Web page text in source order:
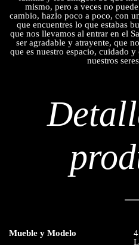
mismo, pero a veces no
cambio, hazlo poco a poco, con
que encuentres lo que estabas
que nos llevamos al entrar en el
ser agradable y atrayente, que
que es nuestro espacio, cuidado
nuestros
Mueble y Modelo